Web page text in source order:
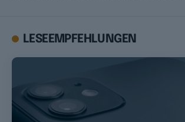
LESEEMPFEHLUNGEN